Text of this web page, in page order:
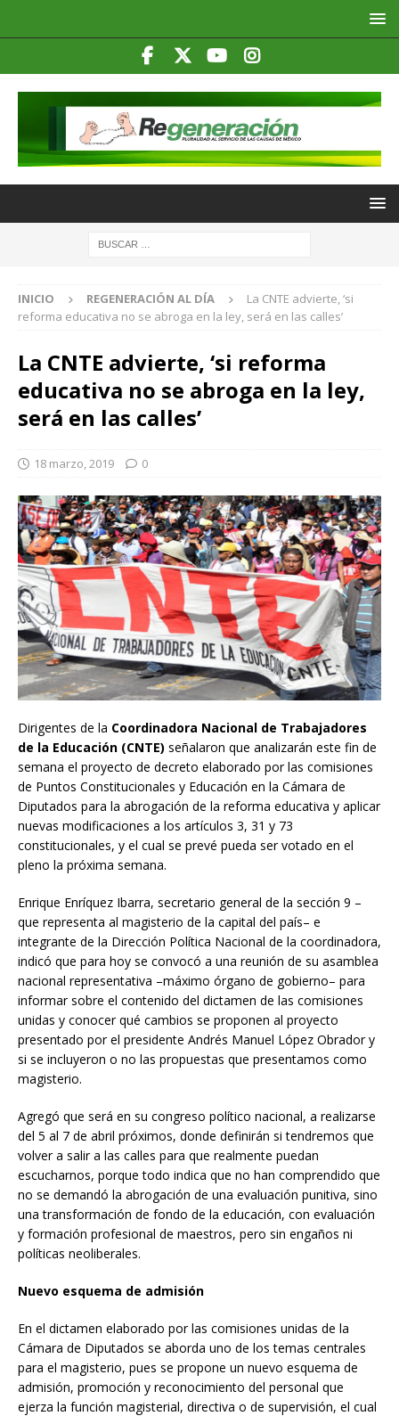
INICIO REGENERACIÓN AL DÍA
La CNTE advierte, ‘si
reforma educativa no se abroga en la ley, será en las calles’
La CNTE advierte, ‘si reforma
educativa no se abroga en la ley,
será en las calles’
18 marzo, 2019 0
Dirigentes de la Coordinadora Nacional de Trabajadores
de la Educación (CNTE) señalaron que analizarán este fin de
semana el proyecto de decreto elaborado por las comisiones
de Puntos Constitucionales y Educación en la Cámara de
Diputados para la abrogación de la reforma educativa y aplicar
nuevas modificaciones a los artículos 3, 31 y 73
constitucionales, y el cual se prevé pueda ser votado en el
pleno la próxima semana.
Enrique Enríquez Ibarra, secretario general de la sección 9 –
que representa al magisterio de la capital del país– e
integrante de la Dirección Política Nacional de la coordinadora,
indicó que para hoy se convocó a una reunión de su asamblea
nacional representativa –máximo órgano de gobierno– para
informar sobre el contenido del dictamen de las comisiones
unidas y conocer qué cambios se proponen al proyecto
presentado por el presidente Andrés Manuel López Obrador y
si se incluyeron o no las propuestas que presentamos como
magisterio.
Agregó que será en su congreso político nacional, a realizarse
del 5 al 7 de abril próximos, donde definirán si tendremos que
volver a salir a las calles para que realmente puedan
escucharnos, porque todo indica que no han comprendido que
no se demandó la abrogación de una evaluación punitiva, sino
una transformación de fondo de la educación, con evaluación
y formación profesional de maestros, pero sin engaños ni
políticas neoliberales.
Nuevo esquema de admisión
En el dictamen elaborado por las comisiones unidas de la
Cámara de Diputados se aborda uno de los temas centrales
para el magisterio, pues se propone un nuevo esquema de
admisión, promoción y reconocimiento del personal que
ejerza la función magisterial, directiva o de supervisión, el cual